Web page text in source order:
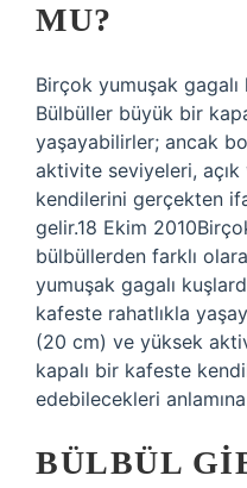
MU?
Birçok yumuşak gagalı
Bülbüller büyük bir
yaşayabilirler; ancak
aktivite seviyeleri,
kendilerini gerçekten
gelir.18 Ekim
bülbüllerden farklı
yumuşak gagalı
kafeste rahatlıkla
(20 cm) ve yüksek
kapalı bir kafeste
edebilecekleri
BÜLBÜL